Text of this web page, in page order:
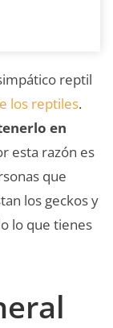
reptil
los reptiles.
en
esta razón es
que
los geckos y
lo que tienes